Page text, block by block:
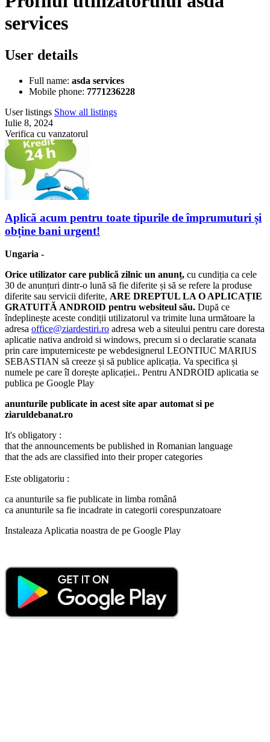
services
User details
Full name: asda services
Mobile phone: 7771236228
User listings Show all listings
Iulie 8, 2024
Verifica cu vanzatorul
Aplică acum pentru toate tipurile de împrumuturi și
obține bani urgent!
Ungaria -
Orice utilizator care publică zilnic un anunț, cu cundiția ca cele
30 de anunțuri dintr-o lună să fie diferite și să se refere la produse
diferite sau servicii diferite, ARE DREPTUL LA O APLICAȚIE
GRATUITĂ ANDROID pentru websiteul său. După ce
îndeplinește aceste condiții utilizatorul va trimite luna următoare la
adresa office@ziardestiri.ro adresa web a siteului pentru care doresta
aplicatie nativa android si windows, precum si o declaratie scanata
prin care imputerniceste pe webdesignerul LEONTIUC MARIUS
SEBASTIAN să creeze și să publice aplicația. Va specifica și
numele pe care îl dorește aplicației.. Pentru ANDROID aplicatia se
publica pe Google Play
anunturile publicate in acest site apar automat si pe
ziaruldebanat.ro
It's obligatory :
that the announcements be published in Romanian language
that the ads are classified into their proper categories
Este obligatoriu :
ca anunturile sa fie publicate in limba română
ca anunturile sa fie incadrate in categorii corespunzatoare
Instaleaza Aplicatia noastra de pe Google Play